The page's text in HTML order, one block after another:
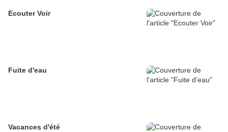
Ecouter Voir
Fuite d'eau
Vacances d'été